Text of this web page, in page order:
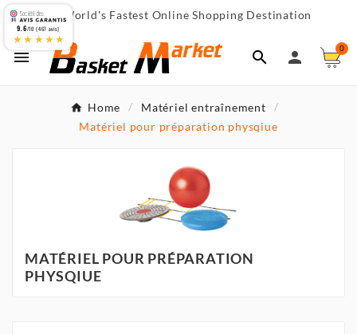
 World's Fastest Online Shopping Destination
  
0
Home
Matériel entraînement
Matériel pour préparation physqiue
MATÉRIEL POUR PRÉPARATION
PHYSQIUE
9.6/10 (467 avis)
★★★★★